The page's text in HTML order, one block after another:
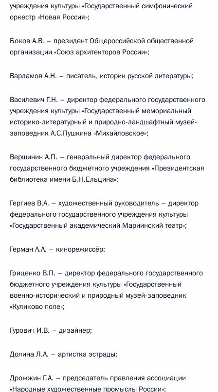
учреждения культуры «Государственный симфонический
оркестр «Новая Россия»;
Боков А.В. – президент Общероссийской общественной
организации «Союз архитекторов России»;
Варламов А.Н. – писатель, историк русской литературы;
Василевич Г.Н. – директор федерального государственного
учреждения культуры «Государственный мемориальный
историко-литературный и природно-ландшафтный музей-
заповедник А.С.Пушкина «Михайловское»;
Вершинин А.П. – генеральный директор федерального
государственного бюджетного учреждения «Президентская
библиотека имени Б.Н.Ельцина»;
Гергиев В.А. – художественный руководитель – директор
федерального государственного учреждения культуры
«Государственный академический Мариинский театр»;
Герман А.А. – кинорежиссёр;
Гриценко В.П. – директор федерального государственного
бюджетного учреждения культуры «Государственный
военно-исторический и природный музей-заповедник
«Куликово поле»;
Гурович И.В. – дизайнер;
Долина Л.А. – артистка эстрады;
Дрожжин Г.А. – председатель правления ассоциации
«Народные художественные промыслы России»;